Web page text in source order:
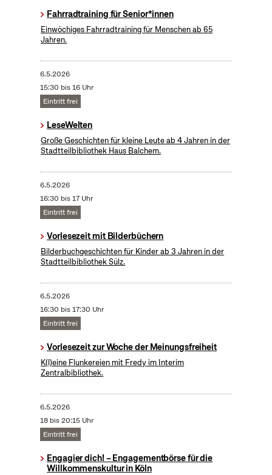
Fahrradtraining für Senior*innen
Einwöchiges Fahrradtraining für Menschen ab 65
Jahren.
6.5.2026
15:30 bis 16 Uhr
Eintritt frei
LeseWelten
Große Geschichten für kleine Leute ab 4 Jahren in der
Stadtteilbibliothek Haus Balchem.
6.5.2026
16:30 bis 17 Uhr
Eintritt frei
Vorlesezeit mit Bilderbüchern
Bilderbuchgeschichten für Kinder ab 3 Jahren in der
Stadtteilbibliothek Sülz.
6.5.2026
16:30 bis 17:30 Uhr
Eintritt frei
Vorlesezeit zur Woche der Meinungsfreiheit
K(l)eine Flunkereien mit Fredy im Interim
Zentralbibliothek.
6.5.2026
18 bis 20:15 Uhr
Eintritt frei
Engagier dich! – Engagementbörse für die
Willkommenskultur in Köln